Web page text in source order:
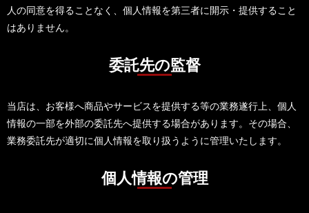
人の同意を得ることなく、個人情報を第三者に開示・提供すること
はありません。
委託先の監督
当店は、お客様へ商品やサービスを提供する等の業務遂行上、個人
情報の一部を外部の委託先へ提供する場合があります。その場合、
業務委託先が適切に個人情報を取り扱うように管理いたします。
個人情報の管理